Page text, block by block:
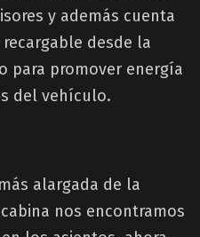
y además cuenta
desde la
para promover energía
del vehículo.
alargada de la
nos encontramos